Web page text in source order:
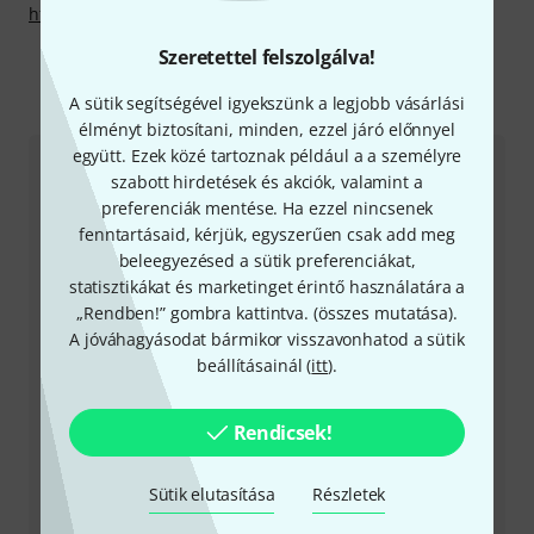
Szeretettel felszolgálva!
A sütik segítségével igyekszünk a legjobb vásárlási
élményt biztosítani, minden, ezzel járó előnnyel
együtt. Ezek közé tartoznak például a a személyre
szabott hirdetések és akciók, valamint a
preferenciák mentése. Ha ezzel nincsenek
fenntartásaid, kérjük, egyszerűen csak add meg
beleegyezésed a sütik preferenciákat,
statisztikákat és marketinget érintő használatára a
„Rendben!” gombra kattintva. (összes mutatása).
A jóváhagyásodat bármikor visszavonhatod a sütik
beállításainál (itt).
Rendicsek!
Sütik elutasítása Részletek
http://www.precision-devices.com/
Így érhetsz el minket
Ügyfélszolgálat - Magyarország
+49-9546-9223-531
Ügyfélszolgálatunk minden kérdés és észrevétel esetén
örömmel áll rendelkezésedre
Készítsd elő ügyfélszámodat